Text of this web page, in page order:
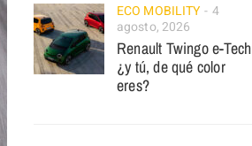
ECO MOBILITY
4
agosto, 2026
Renault Twingo e-Tech
¿y tú, de qué color
eres?